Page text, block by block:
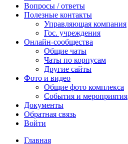
Вопросы / ответы
Полезные контакты
Управляющая компания
Гос. учреждения
Онлайн-сообщества
Общие чаты
Чаты по корпусам
Другие сайты
Фото и видео
Общие фото комплекса
События и мероприятия
Документы
Обратная связь
Войти
Главная